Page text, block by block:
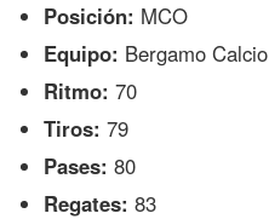
Posición: MCO
Equipo: Bergamo Calcio
Ritmo: 70
Tiros: 79
Pases: 80
Regates: 83